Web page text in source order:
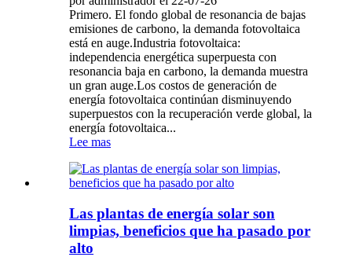
Primero. El fondo global de resonancia de bajas
emisiones de carbono, la demanda fotovoltaica
está en auge.Industria fotovoltaica:
independencia energética superpuesta con
resonancia baja en carbono, la demanda muestra
un gran auge.Los costos de generación de
energía fotovoltaica continúan disminuyendo
superpuestos con la recuperación verde global, la
energía fotovoltaica...
Lee mas
Las plantas de energía solar son
limpias, beneficios que ha pasado por
alto